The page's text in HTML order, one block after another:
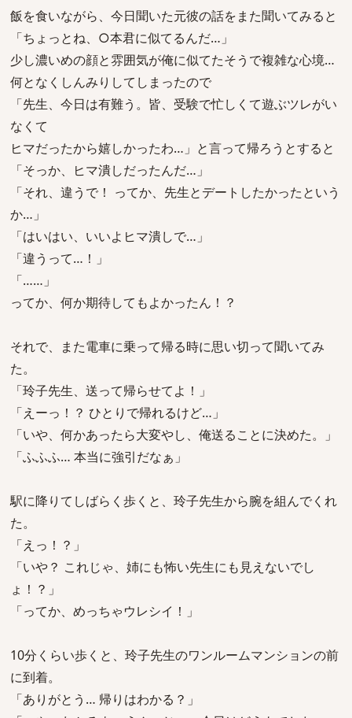
飯を食いながら、今日聞いた元彼の話をまた聞いてみると
「ちょっとね、○本君に似てるんだ…」
少し濃いめの顔と雰囲気が俺に似てたそうで複雑な心境…
何となくしんみりしてしまったので
「先生、今日は有難う。皆、受験で忙しくて遊ぶツレがい
なくて
ヒマだったから嬉しかったわ…」と言って帰ろうとすると
「そっか、ヒマ潰しだったんだ…」
「それ、違うで！ ってか、先生とデートしたかったという
か…」
「はいはい、いいよヒマ潰しで…」
「違うって…！」
「……」
ってか、何か期待してもよかったん！？
それで、また電車に乗って帰る時に思い切って聞いてみ
た。
「玲子先生、送って帰らせてよ！」
「えーっ！？ ひとりで帰れるけど…」
「いや、何かあったら大変やし、俺送ることに決めた。」
「ふふふ… 本当に強引だなぁ」
駅に降りてしばらく歩くと、玲子先生から腕を組んでくれ
た。
「えっ！？」
「いや？ これじゃ、姉にも怖い先生にも見えないでし
ょ！？」
「ってか、めっちゃウレシイ！」
10分くらい歩くと、玲子先生のワンルームマンションの前
に到着。
「ありがとう… 帰りはわかる？」